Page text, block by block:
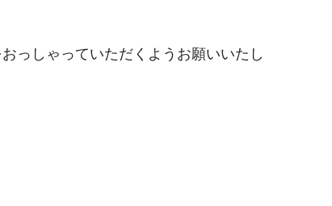
っしゃっていただくようお願いいたし